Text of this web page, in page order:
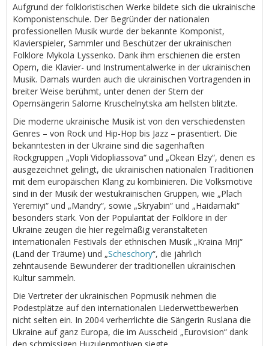
Aufgrund der folkloristischen Werke bildete sich die ukrainische
Komponistenschule. Der Begründer der nationalen
professionellen Musik wurde der bekannte Komponist,
Klavierspieler, Sammler und Beschützer der ukrainischen
Folklore Mykola Lyssenko. Dank ihm erschienen die ersten
Opern, die Klavier- und Instrumentalwerke in der ukrainischen
Musik. Damals wurden auch die ukrainischen Vortragenden in
breiter Weise berühmt, unter denen der Stern der
Opernsängerin Salome Kruschelnytska am hellsten blitzte.
Die moderne ukrainische Musik ist von den verschiedensten
Genres – von Rock und Hip-Hop bis Jazz – präsentiert. Die
bekanntesten in der Ukraine sind die sagenhaften
Rockgruppen „Vopli Vidopliassova“ und „Okean Elzy“, denen es
ausgezeichnet gelingt, die ukrainischen nationalen Traditionen
mit dem europäischen Klang zu kombinieren. Die Volksmotive
sind in der Musik der westukrainischen Gruppen, wie „Plach
Yeremiyi“ und „Mandry“, sowie „Skryabin“ und „Haidamaki“
besonders stark. Von der Popularität der Folklore in der
Ukraine zeugen die hier regelmäßig veranstalteten
internationalen Festivals der ethnischen Musik „Kraina Mrij“
(Land der Träume) und „Scheschory“, die jährlich
zehntausende Bewunderer der traditionellen ukrainischen
Kultur sammeln.
Die Vertreter der ukrainischen Popmusik nehmen die
Podestplätze auf den internationalen Liederwettbewerben
nicht selten ein. In 2004 verherrlichte die Sängerin Ruslana die
Ukraine auf ganz Europa, die im Ausscheid „Eurovision“ dank
den schmissigen Huzulenmotiven siegte.